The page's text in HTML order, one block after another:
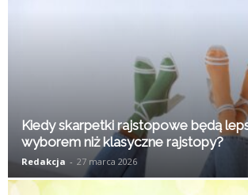
Kiedy skarpetki rajstopowe będą
wyborem niż klasyczne rajstopy?
Redakcja - 27 marca 2026